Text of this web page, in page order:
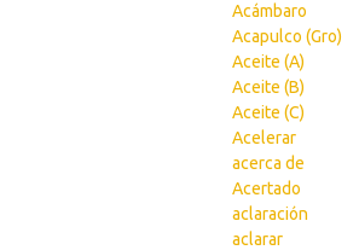
Acámbaro
Acapulco (Gro)
Aceite (A)
Aceite (B)
Aceite (C)
Acelerar
acerca de
Acertado
aclaración
aclarar